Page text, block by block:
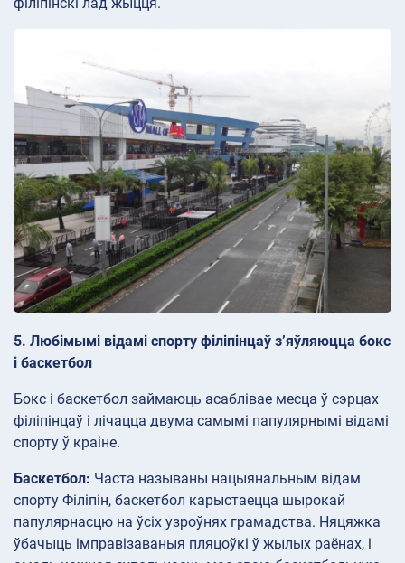
філіпінскі лад жыцця.
5. Любімымі відамі спорту філіпінцаў з’яўляюцца бокс
і баскетбол
Бокс і баскетбол займаюць асаблівае месца ў сэрцах
філіпінцаў і лічацца двума самымі папулярнымі відамі
спорту ў краіне.
Баскетбол: Часта называны нацыянальным відам
спорту Філіпін, баскетбол карыстаецца шырокай
папулярнасцю на ўсіх узроўнях грамадства. Няцяжка
ўбачыць імправізаваныя пляцоўкі ў жылых раёнах, і